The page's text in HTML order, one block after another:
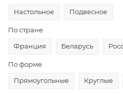
Настольное
Подвесное
По стране
Франция
Беларусь
По форме
Прямоугольные
Круглые